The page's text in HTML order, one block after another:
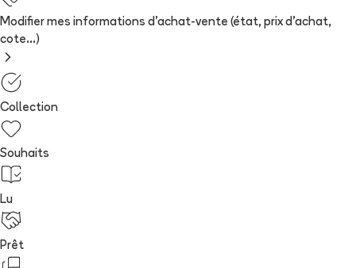
Modifier mes informations d'achat-vente (état, prix d'achat,
cote...)
Collection
Souhaits
Lu
Prêt